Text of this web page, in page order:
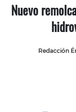
Nuevo
Redacción